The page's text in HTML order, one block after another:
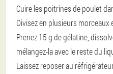
Cuire les poitrines de poulet
Divisez en plusieurs
Prenez 15 g de gélatine,
mélangez-la avec le reste du
Laissez reposer au